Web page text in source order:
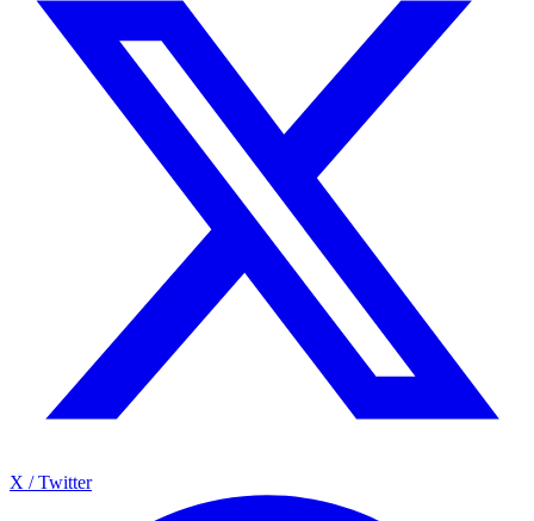
X / Twitter